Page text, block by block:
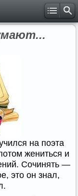
на поэта
жениться и
Сочинять —
это он знал,